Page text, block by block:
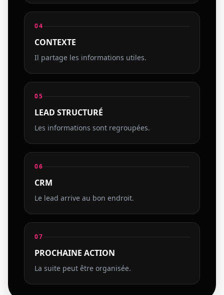
04
CONTEXTE
Il partage les informations utiles.
05
LEAD STRUCTURÉ
Les informations sont regroupées.
06
CRM
Le lead arrive au bon endroit.
07
PROCHAINE ACTION
La suite peut être organisée.